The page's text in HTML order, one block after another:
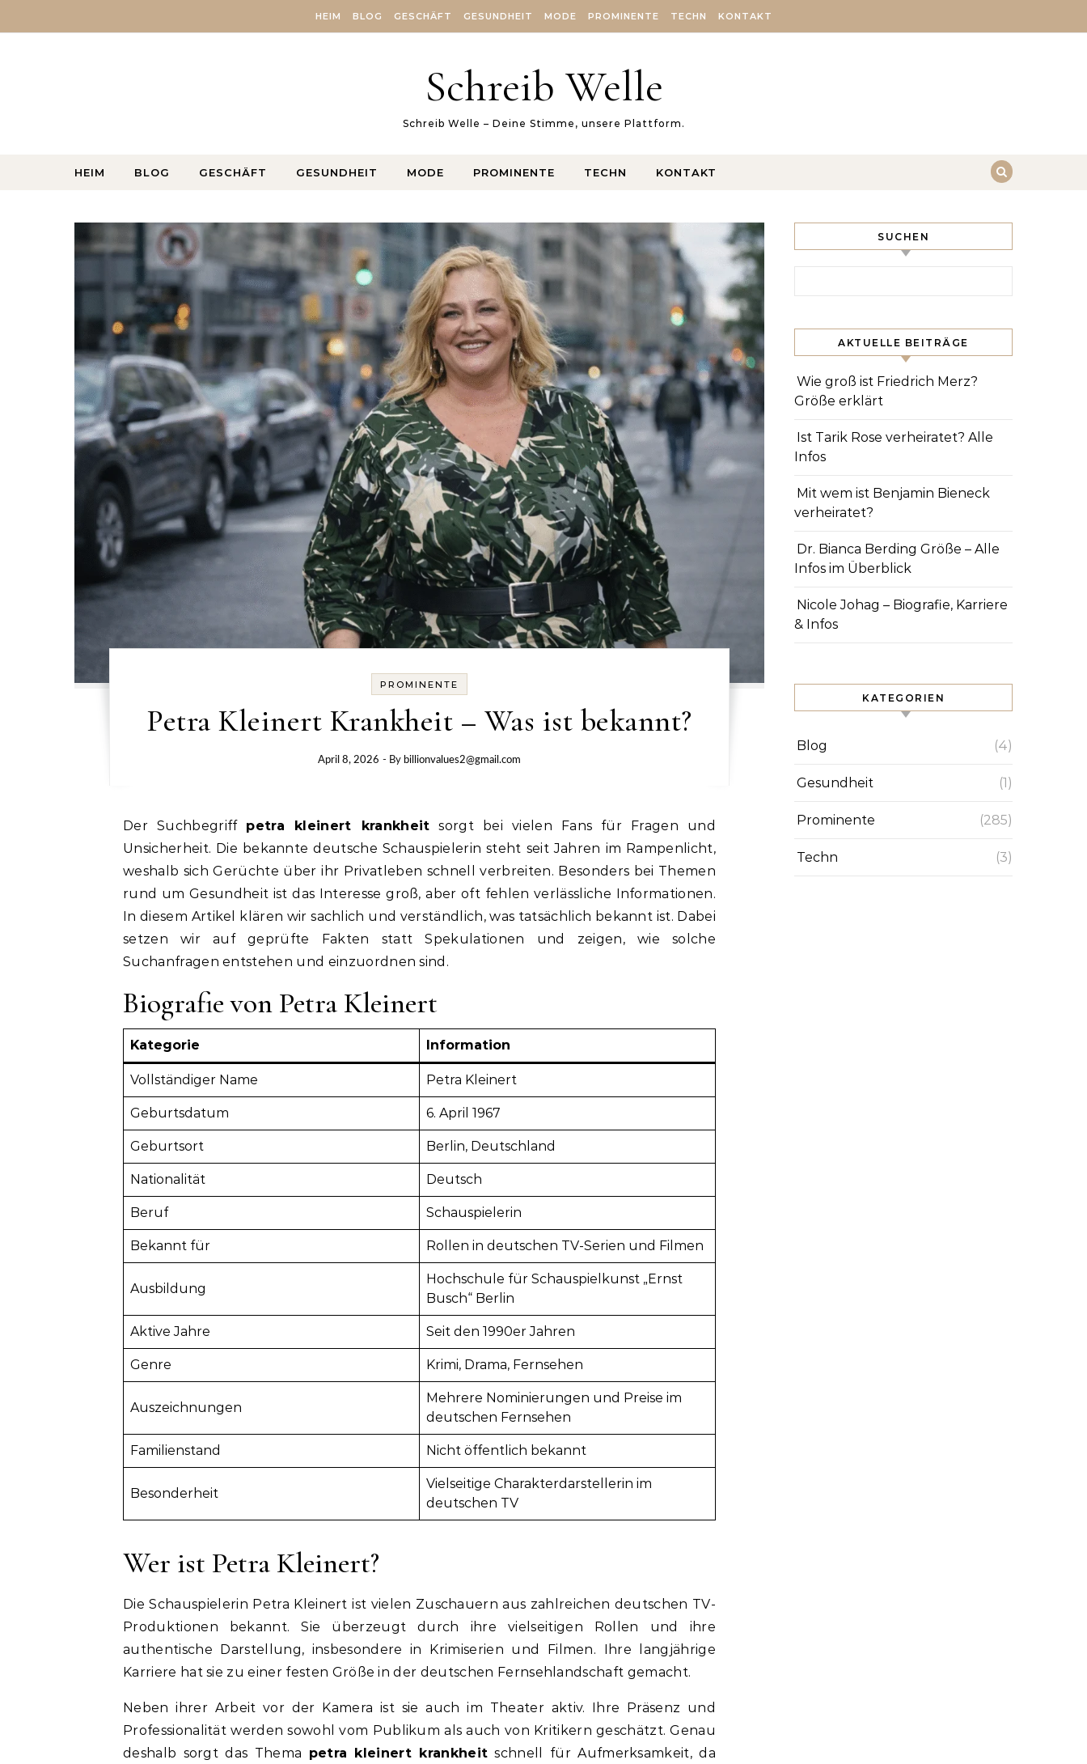
HEIM BLOG GESCHÄFT GESUNDHEIT MODE PROMINENTE TECHN KONTAKT
Schreib Welle
Schreib Welle – Deine Stimme, unsere Plattform.
HEIM BLOG GESCHÄFT GESUNDHEIT MODE PROMINENTE TECHN KONTAKT
PROMINENTE
Petra Kleinert Krankheit – Was ist bekannt?
April 8, 2026 - By billionvalues2@gmail.com
Der Suchbegriff petra kleinert krankheit sorgt bei vielen Fans für Fragen und
Unsicherheit. Die bekannte deutsche Schauspielerin steht seit Jahren im Rampenlicht,
weshalb sich Gerüchte über ihr Privatleben schnell verbreiten. Besonders bei Themen
rund um Gesundheit ist das Interesse groß, aber oft fehlen verlässliche Informationen.
In diesem Artikel klären wir sachlich und verständlich, was tatsächlich bekannt ist. Dabei
setzen wir auf geprüfte Fakten statt Spekulationen und zeigen, wie solche
Suchanfragen entstehen und einzuordnen sind.
Biografie von Petra Kleinert
Kategorie Information
Vollständiger Name Petra Kleinert
Geburtsdatum 6. April 1967
Geburtsort Berlin, Deutschland
Nationalität Deutsch
Beruf Schauspielerin
Bekannt für Rollen in deutschen TV-Serien und Filmen
Ausbildung
Hochschule für Schauspielkunst „Ernst
Busch“ Berlin
Aktive Jahre Seit den 1990er Jahren
Genre Krimi, Drama, Fernsehen
Auszeichnungen
Mehrere Nominierungen und Preise im
deutschen Fernsehen
Familienstand Nicht öffentlich bekannt
Besonderheit
Vielseitige Charakterdarstellerin im
deutschen TV
Wer ist Petra Kleinert?
Die Schauspielerin Petra Kleinert ist vielen Zuschauern aus zahlreichen deutschen TV-
Produktionen bekannt. Sie überzeugt durch ihre vielseitigen Rollen und ihre
authentische Darstellung, insbesondere in Krimiserien und Filmen. Ihre langjährige
Karriere hat sie zu einer festen Größe in der deutschen Fernsehlandschaft gemacht.
Neben ihrer Arbeit vor der Kamera ist sie auch im Theater aktiv. Ihre Präsenz und
Professionalität werden sowohl vom Publikum als auch von Kritikern geschätzt. Genau
deshalb sorgt das Thema petra kleinert krankheit schnell für Aufmerksamkeit, da
SUCHEN
AKTUELLE BEITRÄGE
Wie groß ist Friedrich Merz?
Größe erklärt
Ist Tarik Rose verheiratet? Alle
Infos
Mit wem ist Benjamin Bieneck
verheiratet?
Dr. Bianca Berding Größe – Alle
Infos im Überblick
Nicole Johag – Biografie, Karriere
& Infos
KATEGORIEN
Blog (4)
Gesundheit (1)
Prominente (285)
Techn (3)